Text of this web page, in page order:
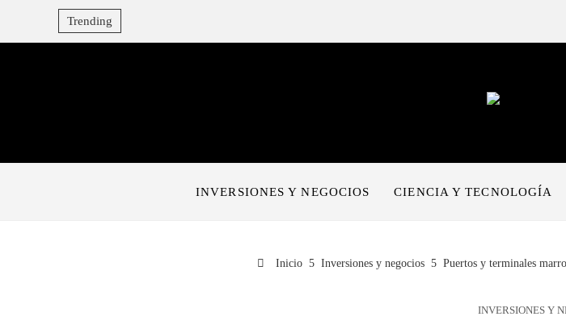
Trending
INVERSIONES Y NEGOCIOS CIENCIA Y TECNOLOGÍA
Inicio Inversiones y negocios Puertos y terminales
INVERSIONES Y